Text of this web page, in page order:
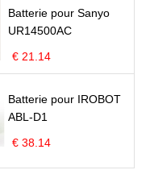
Batterie pour Sanyo
UR14500AC
€ 21.14
Batterie pour IROBOT
ABL-D1
€ 38.14